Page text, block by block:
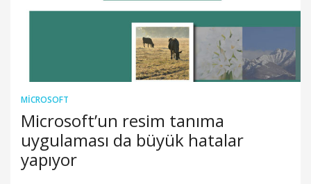
MICROSOFT
Microsoft’un resim tanıma
uygulaması da büyük hatalar
yapıyor